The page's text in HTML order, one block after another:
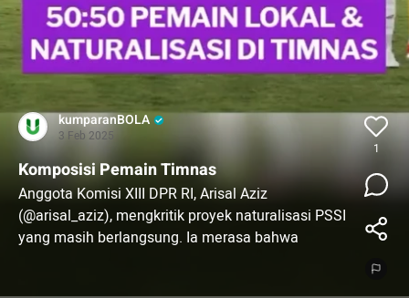
kumparanBOLA
3 Feb 2025
Komposisi Pemain Timnas
Anggota Komisi XIII DPR RI, Arisal Aziz
(@arisal_aziz), mengkritik proyek naturalisasi PSSI
yang masih berlangsung. Ia merasa bahwa
1